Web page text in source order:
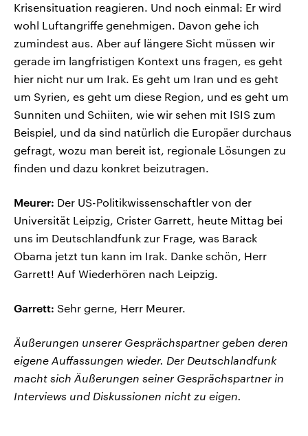
Krisensituation reagieren. Und noch einmal: Er wird
wohl Luftangriffe genehmigen. Davon gehe ich
zumindest aus. Aber auf längere Sicht müssen wir
gerade im langfristigen Kontext uns fragen, es geht
hier nicht nur um Irak. Es geht um Iran und es geht
um Syrien, es geht um diese Region, und es geht um
Sunniten und Schiiten, wie wir sehen mit ISIS zum
Beispiel, und da sind natürlich die Europäer durchaus
gefragt, wozu man bereit ist, regionale Lösungen zu
finden und dazu konkret beizutragen.
Meurer: Der US-Politikwissenschaftler von der
Universität Leipzig, Crister Garrett, heute Mittag bei
uns im Deutschlandfunk zur Frage, was Barack
Obama jetzt tun kann im Irak. Danke schön, Herr
Garrett! Auf Wiederhören nach Leipzig.
Garrett: Sehr gerne, Herr Meurer.
Äußerungen unserer Gesprächspartner geben deren
eigene Auffassungen wieder. Der Deutschlandfunk
macht sich Äußerungen seiner Gesprächspartner in
Interviews und Diskussionen nicht zu eigen.